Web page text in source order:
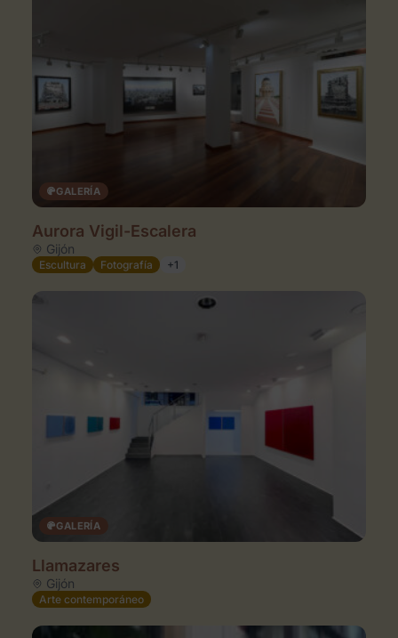
GALERÍA
Aurora Vigil-Escalera
Gijón
Escultura Fotografía +1
GALERÍA
Llamazares
Gijón
Arte contemporáneo